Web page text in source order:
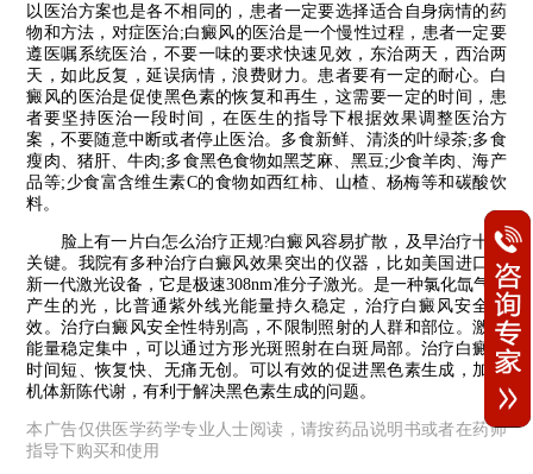
以医治方案也是各不相同的，患者一定要选择适合自身病情的药
物和方法，对症医治;白癜风的医治是一个慢性过程，患者一定要
遵医嘱系统医治，不要一味的要求快速见效，东治两天，西治两
天，如此反复，延误病情，浪费财力。患者要有一定的耐心。白
癜风的医治是促使黑色素的恢复和再生，这需要一定的时间，患
者要坚持医治一段时间，在医生的指导下根据效果调整医治方
案，不要随意中断或者停止医治。多食新鲜、清淡的叶绿茶;多食
瘦肉、猪肝、牛肉;多食黑色食物如黑芝麻、黑豆;少食羊肉、海产
品等;少食富含维生素C的食物如西红柿、山楂、杨梅等和碳酸饮
料。
脸上有一片白怎么治疗正规?白癜风容易扩散，及早治疗十分
关键。我院有多种治疗白癜风效果突出的仪器，比如美国进口的
新一代激光设备，它是极速308nm准分子激光。是一种氯化氙气体
产生的光，比普通紫外线光能量持久稳定，治疗白癜风安全高
效。治疗白癜风安全性特别高，不限制照射的人群和部位。激光
能量稳定集中，可以通过方形光斑照射在白斑局部。治疗白癜风
时间短、恢复快、无痛无创。可以有效的促进黑色素生成，加快
机体新陈代谢，有利于解决黑色素生成的问题。
本广告仅供医学药学专业人士阅读，请按药品说明书或者在药师
指导下购买和使用